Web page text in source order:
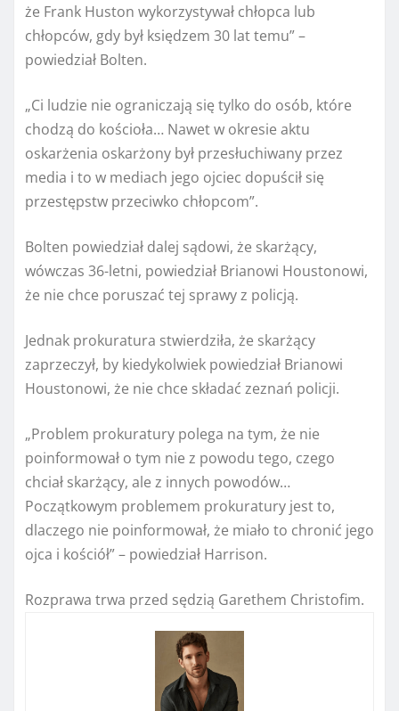
że Frank Huston wykorzystywał chłopca lub
chłopców, gdy był księdzem 30 lat temu” –
powiedział Bolten.
„Ci ludzie nie ograniczają się tylko do osób, które
chodzą do kościoła… Nawet w okresie aktu
oskarżenia oskarżony był przesłuchiwany przez
media i to w mediach jego ojciec dopuścił się
przestępstw przeciwko chłopcom”.
Bolten powiedział dalej sądowi, że skarżący,
wówczas 36-letni, powiedział Brianowi Houstonowi,
że nie chce poruszać tej sprawy z policją.
Jednak prokuratura stwierdziła, że ​​​​skarżący
zaprzeczył, by kiedykolwiek powiedział Brianowi
Houstonowi, że nie chce składać zeznań policji.
„Problem prokuratury polega na tym, że nie
poinformował o tym nie z powodu tego, czego
chciał skarżący, ale z innych powodów…
Początkowym problemem prokuratury jest to,
dlaczego nie poinformował, że miało to chronić jego
ojca i kościół” – powiedział Harrison.
Rozprawa trwa przed sędzią Garethem Christofim.